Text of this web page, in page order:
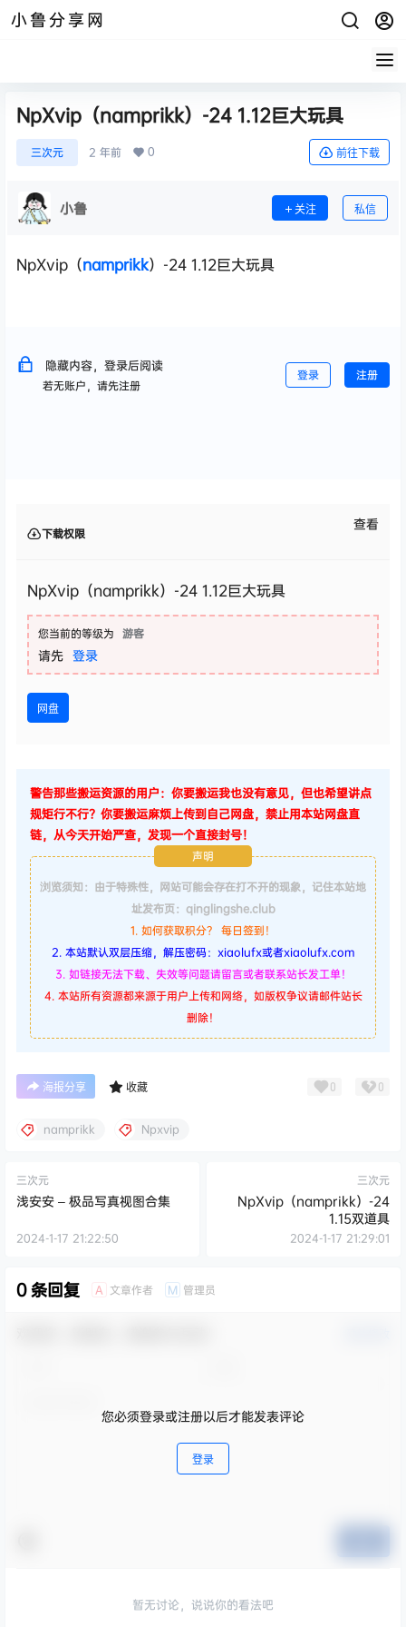
小鲁分享网
NpXvip（namprikk）-24 1.12巨大玩具
三次元 2 年前 0 前往下载
小鲁 关注 私信
NpXvip（namprikk）-24 1.12巨大玩具
隐藏内容，登录后阅读
若无账户，请先注册
登录 注册
下载权限
查看
NpXvip（namprikk）-24 1.12巨大玩具
您当前的等级为 游客
请先 登录
网盘
警告那些搬运资源的用户：你要搬运我也没有意见，但也希望讲点
规矩行不行？你要搬运麻烦上传到自己网盘，禁止用本站网盘直
链，从今天开始严查，发现一个直接封号！
声明
浏览须知：由于特殊性，网站可能会存在打不开的现象，记住本站地
址发布页：qinglingshe.club
1. 如何获取积分？ 每日签到！
2. 本站默认双层压缩，解压密码：xiaolufx或者xiaolufx.com
3. 如链接无法下载、失效等问题请留言或者联系站长发工单！
4. 本站所有资源都来源于用户上传和网络，如版权争议请邮件站长
删除！
海报分享 收藏 0 0
namprikk Npxvip
三次元
浅安安 – 极品写真视图合集
2024-1-17 21:22:50
三次元
NpXvip（namprikk）-24
1.15双道具
2024-1-17 21:29:01
0 条回复 A 文章作者 M 管理员
您必须登录或注册以后才能发表评论
登录
暂无讨论，说说你的看法吧